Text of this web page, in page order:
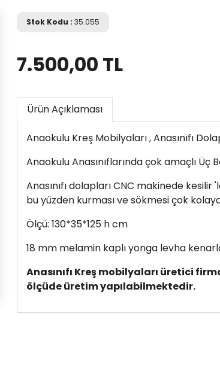
Stok Kodu : 35.055
7.500,00 TL
Ürün Açıklaması
Anaokulu Kreş Mobilyaları , Anasınıfı
Anaokulu Anasınıflarında çok amaçlı Üç
Anasınıfı dolapları CNC makinede
bu yüzden kurması ve sökmesi çok
Ölçü: 130*35*125 h cm
18 mm melamin kaplı yonga levha
Anasınıfı Kreş mobilyaları üretici
ölçüde üretim yapılabilmektedir.